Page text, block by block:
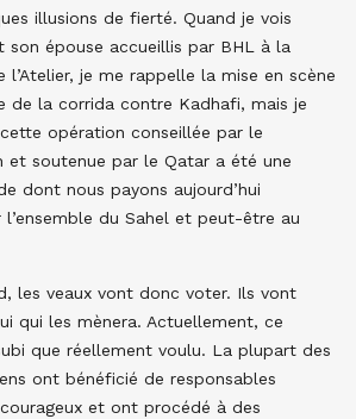
illusions de fierté. Quand je vois
son épouse accueillis par BHL à la
je me rappelle la mise en scène
de la corrida contre Kadhafi, mais je
opération conseillée par le
et soutenue par le Qatar a été une
dont nous payons aujourd’hui
l’ensemble du Sahel et peut-être au
les veaux vont donc voter. Ils vont
qui les mènera. Actuellement, ce
que réellement voulu. La plupart des
ont bénéficié de responsables
et ont procédé à des